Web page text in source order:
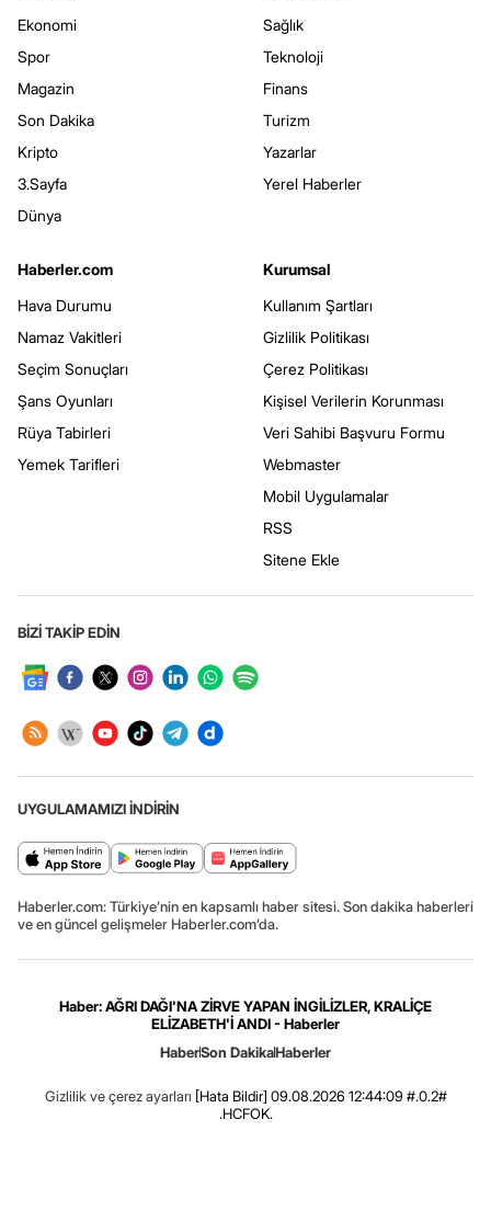
Ekonomi
Spor
Magazin
Son Dakika
Kripto
3.Sayfa
Dünya
Sağlık
Teknoloji
Finans
Turizm
Yazarlar
Yerel Haberler
Haberler.com
Hava Durumu
Namaz Vakitleri
Seçim Sonuçları
Şans Oyunları
Rüya Tabirleri
Yemek Tarifleri
Kurumsal
Kullanım Şartları
Gizlilik Politikası
Çerez Politikası
Kişisel Verilerin Korunması
Veri Sahibi Başvuru Formu
Webmaster
Mobil Uygulamalar
RSS
Sitene Ekle
BİZİ TAKİP EDİN
UYGULAMAMIZI İNDİRİN
Haberler.com: Türkiye’nin en kapsamlı haber sitesi. Son dakika haberleri
ve en güncel gelişmeler Haberler.com’da.
Haber: AĞRI DAĞI'NA ZİRVE YAPAN İNGİLİZLER, KRALİÇE
ELİZABETH'İ ANDI - Haberler
HaberSon DakikaHaberler
Gizlilik ve çerez ayarları [Hata Bildir] 09.08.2026 12:44:09 #.0.2#
.HCFOK.